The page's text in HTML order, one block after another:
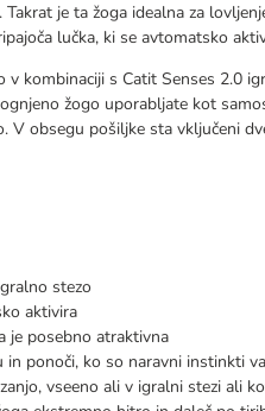
je ta žoga idealna za
lučka, ki se avtomatsko
kombinaciji s Catit Senses 2.0
žogo uporabljate kot
V obsegu pošiljke sta vključeni
stezo
aktivira
je posebno atraktivna
in ponoči, ko so naravni instinkti
vseeno ali v igralni stezi ali